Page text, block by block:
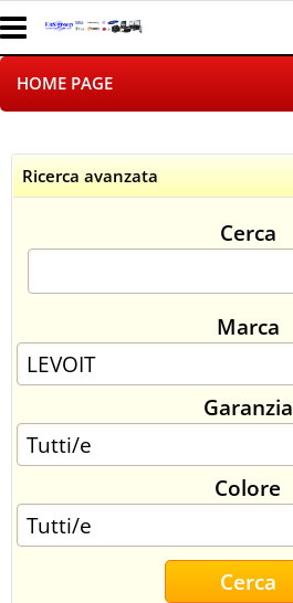
HOME PAGE
LOGISTICA
NEGOZI ON LINE
SINCRONIZZATI CON NOI
SPEDIZIONI
CONTATTI
Ricerca avanzata
Cerca
Marca
Garanzia
Colore